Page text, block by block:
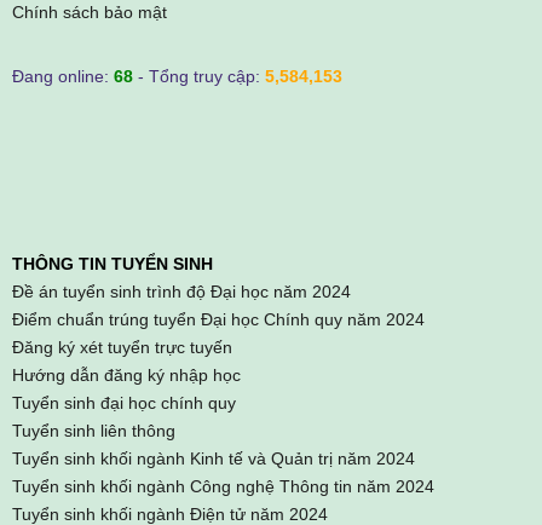
Chính sách bảo mật
Đang online: 68 - Tổng truy cập: 5,584,153
THÔNG TIN TUYỂN SINH
Đề án tuyển sinh trình độ Đại học năm 2024
Điểm chuẩn trúng tuyển Đại học Chính quy năm 2024
Đăng ký xét tuyển trực tuyến
Hướng dẫn đăng ký nhập học
Tuyển sinh đại học chính quy
Tuyển sinh liên thông
Tuyển sinh khối ngành Kinh tế và Quản trị năm 2024
Tuyển sinh khối ngành Công nghệ Thông tin năm 2024
Tuyển sinh khối ngành Điện tử năm 2024